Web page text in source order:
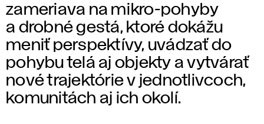
zameriava na mikro-pohyby
a drobné gestá, ktoré dokážu
meniť perspektívy, uvádzať do
pohybu telá aj objekty a vytvárať
nové trajektórie v jednotlivcoch,
komunitách aj ich okolí.